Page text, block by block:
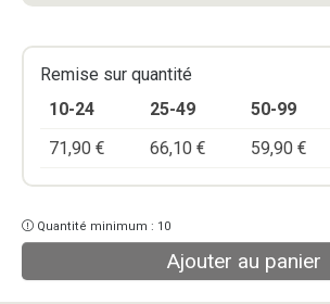
Remise sur quantité
10-24
25-49 50-99
71,90 € 66,10 € 59,90 €
Quantité minimum : 10
Ajouter au panier